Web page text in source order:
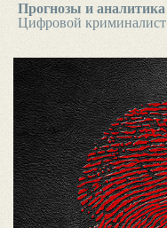
Прогнозы и аналитика
Цифровой криминалист